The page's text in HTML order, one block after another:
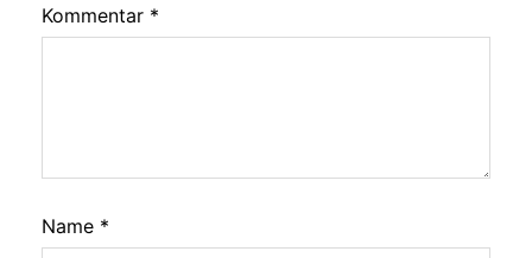
Kommentar *
Name *